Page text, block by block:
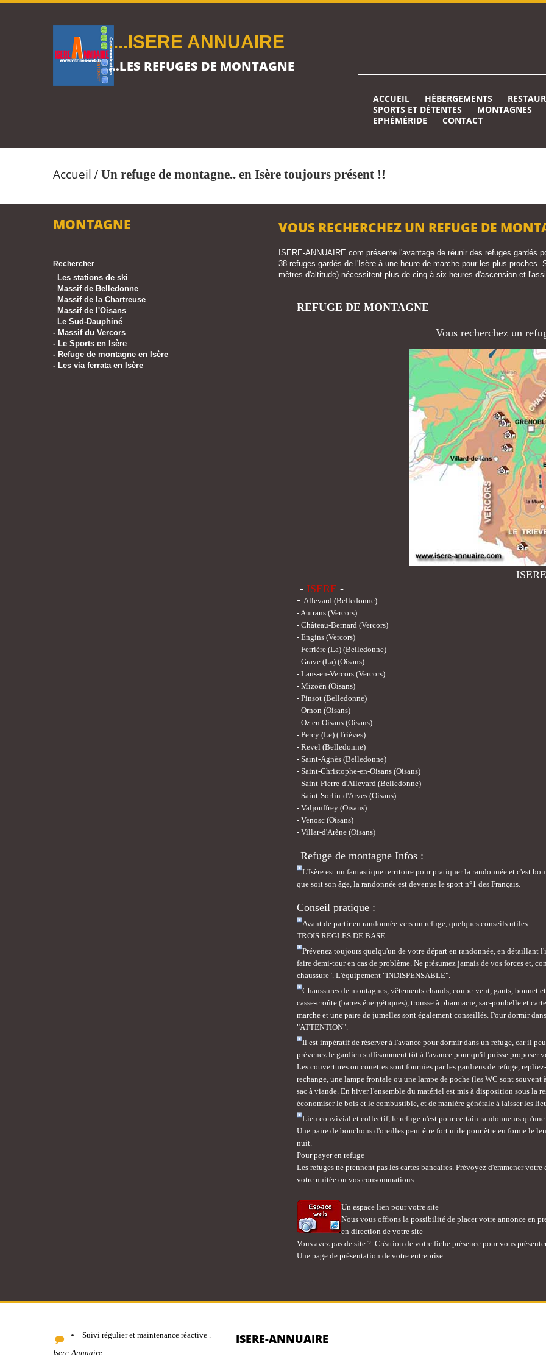
....ISERE ANNUAIRE
...LES REFUGES DE MONTAGNE
ACCUEIL HÉBERGEMENTS
SPORTS ET DÉTENTES
MONTAGNES
EPHÉMÉRIDE
CONTACT
Accueil / Un refuge de montagne.. en Isère toujours présent !!
MONTAGNE
Rechercher
Les stations de ski
Massif de Belledonne
Massif de la Chartreuse
Massif de l'Oisans
Le Sud-Dauphiné
- Massif du Vercors
- Le Sports en Isère
- Refuge de montagne en Isère
- Les via ferrata en Isère
VOUS RECHERCHEZ UN REFUGE DE
ISERE-ANNUAIRE.com présente l'avantage de réunir des refuges gardés
38 refuges gardés de l'Isère à une heure de marche pour les plus
mètres d'altitude) nécessitent plus de cinq à six heures d'ascension et
REFUGE DE MONTAGNE
Vous recherchez un
ISERE
- ISERE -
- Allevard (Belledonne)
-Autrans (Vercors)
- Château-Bernard (Vercors)
- Engins (Vercors)
- Ferrière (La) (Belledonne)
- Grave (La) (Oisans)
- Lans-en-Vercors (Vercors)
- Mizoën (Oisans)
- Pinsot (Belledonne)
- Ornon (Oisans)
- Oz en Oisans (Oisans)
- Percy (Le) (Trièves)
- Revel (Belledonne)
- Saint-Agnès (Belledonne)
- Saint-Christophe-en-Oisans (Oisans)
- Saint-Pierre-d'Allevard (Belledonne)
- Saint-Sorlin-d'Arves (Oisans)
- Valjouffrey (Oisans)
- Venosc (Oisans)
- Villar-d'Arène (Oisans)
Refuge de montagne Infos :
L'Isère est un fantastique territoire pour pratiquer la randonnée et c'est
que soit son âge, la randonnée est devenue le sport n°1 des Français.
Conseil pratique :
Avant de partir en randonnée vers un refuge, quelques conseils utiles.
TROIS REGLES DE BASE.
Prévenez toujours quelqu'un de votre départ en randonnée, en détaillant
faire demi-tour en cas de problème. Ne présumez jamais de vos forces et,
chaussure". L'équipement "INDISPENSABLE".
Chaussures de montagnes, vêtements chauds, coupe-vent, gants, bonnet
casse-croûte (barres énergétiques), trousse à pharmacie, sac-poubelle et
marche et une paire de jumelles sont également conseillés. Pour dormir
"ATTENTION".
Il est impératif de réserver à l'avance pour dormir dans un refuge, car il
prévenez le gardien suffisamment tôt à l'avance pour qu'il puisse proposer
Les couvertures ou couettes sont fournies par les gardiens de refuge,
rechange, une lampe frontale ou une lampe de poche (les WC sont
sac à viande. En hiver l'ensemble du matériel est mis à disposition sous la
économiser le bois et le combustible, et de manière générale à laisser les
Lieu convivial et collectif, le refuge n'est pour certain randonneurs
Une paire de bouchons d'oreilles peut être fort utile pour être en forme le
nuit.
Pour payer en refuge
Les refuges ne prennent pas les cartes bancaires. Prévoyez d'emmener
votre nuitée ou vos consommations.
Un espace lien pour votre site
Nous vous offrons la possibilité de placer votre annonce en
en direction de votre site
Vous avez pas de site ?. Création de votre fiche présence pour vous
Une page de présentation de votre entreprise
Suivi régulier et maintenance réactive .
Isere-Annuaire
ISERE-ANNUAIRE